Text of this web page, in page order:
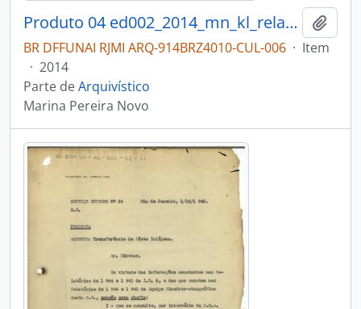
Produto 04 ed002_2014_mn_kl_relatorio.pdf
BR DFFUNAI RJMI ARQ-914BRZ4010-CUL-006 · Item
· 2014
Parte deArquivístico
Marina Pereira Novo